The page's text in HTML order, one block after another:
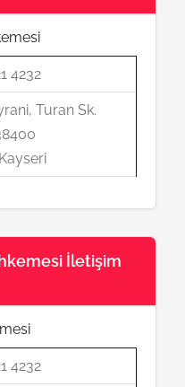
4232
Turan Sk.
İletişim
4232